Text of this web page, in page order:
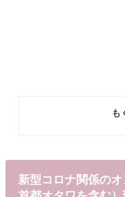
も
新型コロナ関係のオ